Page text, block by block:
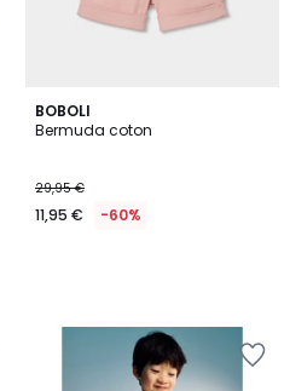
BOBOLI
Bermuda coton
29,95 €
11,95 € -60%